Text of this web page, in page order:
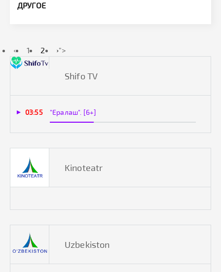
ДРУГОЕ
‹ 1 2 ›">
Shifo TV
03:55 "Ералаш". [6+]
Kinoteatr
Uzbekiston